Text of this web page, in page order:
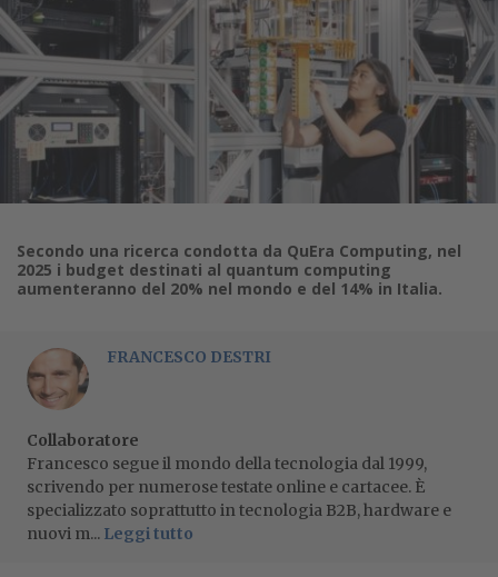
Secondo una ricerca condotta da QuEra Computing, nel
2025 i budget destinati al quantum computing
aumenteranno del 20% nel mondo e del 14% in Italia.
FRANCESCO DESTRI
Collaboratore
Francesco segue il mondo della tecnologia dal 1999,
scrivendo per numerose testate online e cartacee. È
specializzato soprattutto in tecnologia B2B, hardware e
nuovi m... Leggi tutto